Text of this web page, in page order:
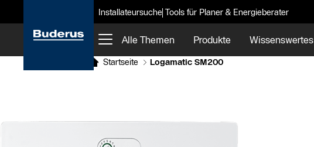
Installateursuche Tools für Planer & Energieberater
Alle Themen Produkte Wissenswertes
Startseite Logamatic SM200
Slider Überspringen